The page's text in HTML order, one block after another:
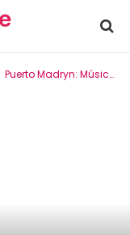
Puerto Madryn: Músicos Emergentes darán el cierre a las I Jornadas de Arte y Ciencia